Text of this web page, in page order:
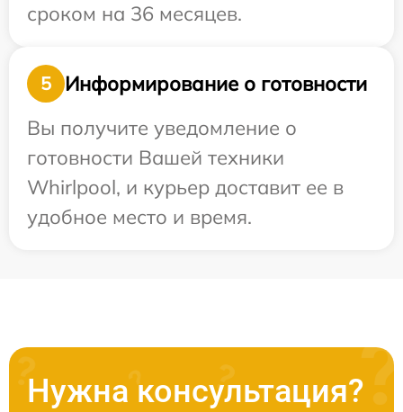
сроком на 36 месяцев.
5
Информирование о готовности
Вы получите уведомление о
готовности Вашей техники
Whirlpool, и курьер доставит ее в
удобное место и время.
Нужна консультация?